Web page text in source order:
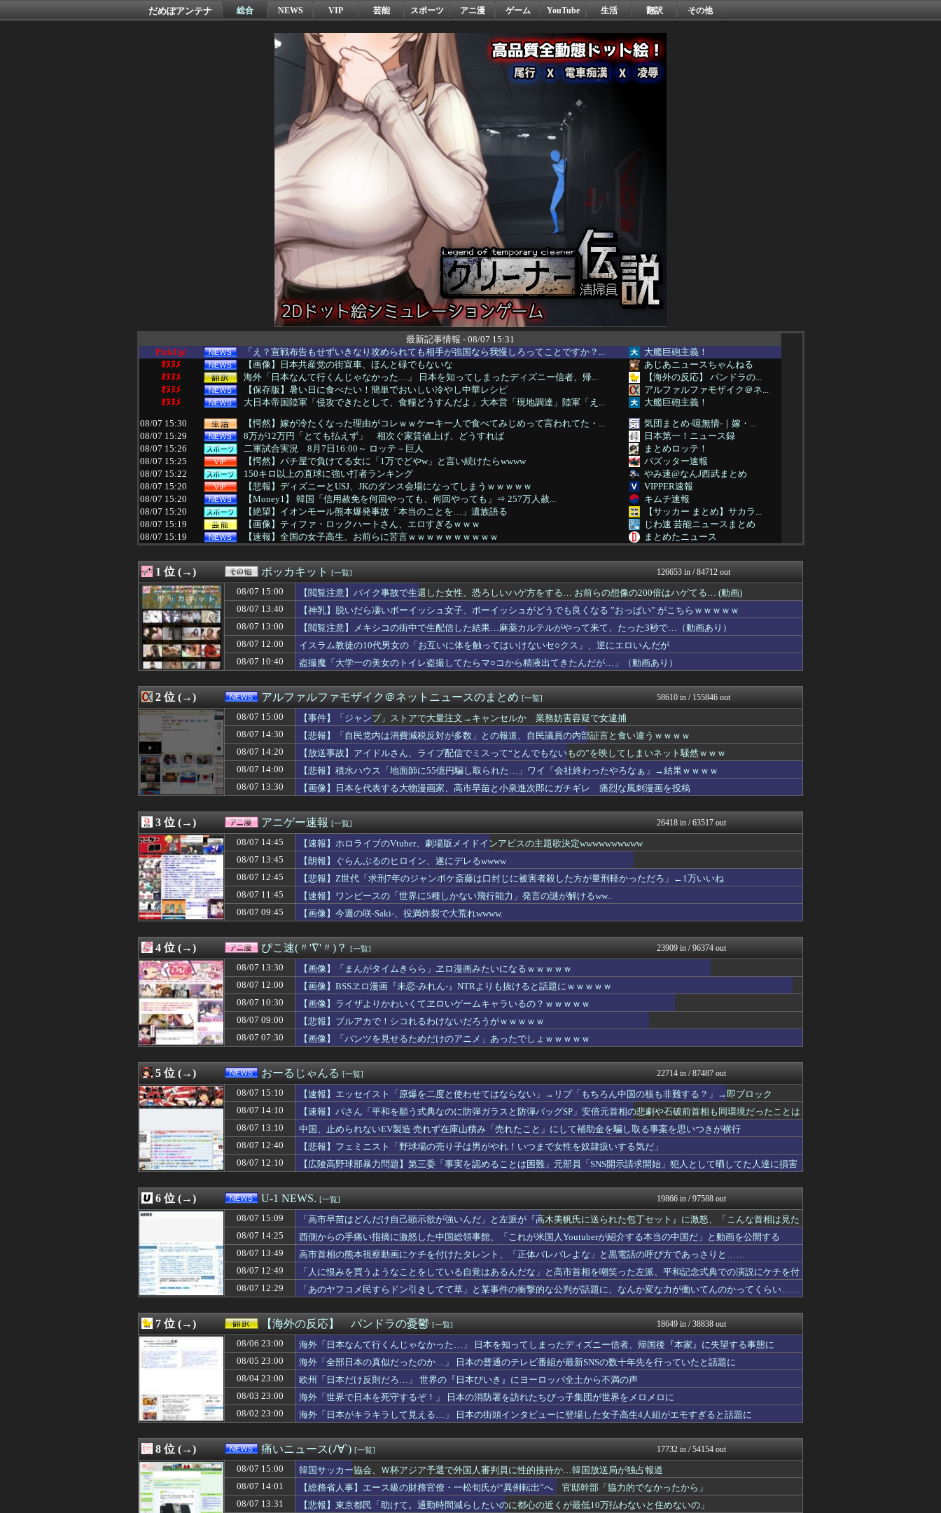
だめぽアンテナ 総合 NEWS VIP 芸能 スポーツ アニ漫 ゲーム YouTube 生活 翻訳 その他
最新記事情報 - 08/07 15:31
PickUp!
「え？宣戦布告もせずいきなり攻められても相手が強国なら我慢しろってことですか？...
大艦巨砲主義！
ｵﾇﾇﾒ
【画像】日本共産党の街宣車、ほんと碌でもないな
あじあニュースちゃんねる
ｵﾇﾇﾒ
海外「日本なんて行くんじゃなかった…」 日本を知ってしまったディズニー信者、帰...
【海外の反応】 パンドラの...
ｵﾇﾇﾒ
【保存版】暑い日に食べたい！簡単でおいしい冷やし中華レシピ
アルファルファモザイク＠ネ...
ｵﾇﾇﾒ
大日本帝国陸軍「侵攻できたとして、食糧どうすんだよ」大本営「現地調達」陸軍「え...
大艦巨砲主義！
08/07 15:30
【愕然】嫁が冷たくなった理由がコレｗｗケーキ一人で食べてみじめって言われてた・...
気団まとめ-噫無情-｜嫁・...
08/07 15:29
8万が12万円「とても払えず」 相次ぐ家賃値上げ、どうすれば
日本第一！ニュース録
08/07 15:26
二軍試合実況 8月7日16:00～ ロッテ－巨人
まとめロッテ！
08/07 15:25
【愕然】パチ屋で負けてる女に「1万でどやw」と言い続けたらwwww
バズッター速報
08/07 15:22
150キロ以上の直球に強い打者ランキング
やみ速@なんJ西武まとめ
08/07 15:20
【悲報】ディズニーとUSJ、JKのダンス会場になってしまうｗｗｗｗｗ
VIPPER速報
08/07 15:20
【Money1】 韓国「信用赦免を何回やっても、何回やっても」⇒ 257万人赦...
キムチ速報
08/07 15:20
【絶望】イオンモール熊本爆発事故「本当のことを…」遺族語る
【サッカー まとめ】サカラ...
08/07 15:19
【画像】ティファ・ロックハートさん、エロすぎるｗｗｗ
じわ速 芸能ニュースまとめ
08/07 15:19
【速報】全国の女子高生、お前らに苦言ｗｗｗｗｗｗｗｗｗｗ
まとめたニュース
08/07 15:16
Z世代の学力低すぎ
なんJ PRIDE
08/07 15:15
わさびの塊をそのまま一口、鉄板焼きの店で頭を抱えた男「もう時間の匂いまで嗅ぎ分...
QQQ(海外の反応)
08/07 15:15
デリヘルでオキニに毎回チップ10000渡してる→こうなるwww
まとめCUP
08/07 15:13
【朗報】🍱 AKB小栗有以ﾁｬﾝと伊藤百花ﾁｬﾝの 手作りお弁当が食べれるイベ...
AKB48タイムズ（AKB...
08/07 15:13
カープファン最下位転落で2軍由宇球場の移転先を考え始める。
広島東洋カープまとめブログ...
08/07 15:12
【朗報】明日8月8日は銀だこの日！先着88名に8個入りを88円で提供
ゴールデンタイムズ
08/07 15:12
【衝撃】みんなで大家さん、ガチで『深刻な状態』になってしまう・・・・
NEWSまとめもりー｜2c...
08/07 15:12
旦那は性行為しても子供ができる可能性は5%ほどの体。その旦那が外で子供を作った...
浮気ちゃんねる
08/07 15:12
国「みんな、マイナ保険証に慣れてきたー？」
キニ速
08/07 15:10
【悲報】デブでもモテると知った日ｗ 嫁のiPhoneが証拠だらけだったんだがｗ...
気団まとめ-噫無情-｜嫁・...
08/07 15:10
【韓国サッカー協会】外国人審判約10人に性的接待か 計1496回、約2億ウォン...
保守速報
08/07 15:10
【困惑】同居じゃなくなった途端に甘える娘wwww大学生の息子には直接仕送りして...
08/07 15:10
【速報】エッセイスト「原爆を二度と使わせてはならない」→リプ「もちろん中国の核...
おーるじゃんる
08/07 15:09
都会育ちで物腰の柔らかかった男が九州男児っぽくなっていく姿には衝撃
おうち速報
08/07 15:09
【寂しい】本物の孤独を知る剣持刀也の「絶対服従」という名のエンターテインメント
トレンドの通り道
08/07 15:09
【動画】まるでアニメみたいな乳袋の女子高生ｗｗｗwｗｗｗｗｗｗｗｗ❤
なんJミュージアム
08/07 15:09
「高市早苗はどんだけ自己顕示欲が強いんだ」と左派が『高木美帆氏に送られた包丁セ...
U-1 NEWS.
08/07 15:08
アメリカには「膨大な量の兵器がある」トランプ大統領が主張…在庫枯渇の報道受け！
軍事・ミリタリー速報☆彡
08/07 15:06
旅行先で拾った見知らぬ財布を交番に届けた。その中の免許証を見た警察官から「これ...
修羅場ライフ速報
08/07 15:05
【悲報】ディズニーのおいなり巻（600円）、卑猥すぎて賛否両論ｗｗｗｗｗｗ(画...
不思議.net - 5ch...
08/07 15:05
【画像】小倉優香さん、水着グラビアにしれっと復帰してしまうｗｗｗｗｗｗｗ
08/07 15:05
【悲報】ウミガメの赤ちゃんを放流した人、最悪の行動だと叩かれるｗｗｗｗ
わんこーる速報！
08/07 15:05
釣りに行く息子がご飯全部おにぎりにしてくれた。わずかにビオレ薬用ハンドソープの...
08/07 15:05
【機動戦士ガンダム】アムロ「俺は前から、シャアのパートナーには包容力のある女性...
最強ジャンプ放送局
08/07 15:04
【閲覧注意動画】平和式典 広島ゲートパークにて中核派がバリキッショい“ムカデ行...
正義の見方
08/07 15:04
両津の2代目声優が木村昴(葛飾区に住んでたこともある)になると思う人
おたくみくす 声優まとめ
08/07 15:03
同人「10円」セール「第3弾」
08/07 15:03
【遊戯王】「フュージョンカップ」のミッションは融合しないといけないんですか？
遊戯王マスターデュエルまと...
08/07 15:02
【ウマ娘】同じ女性トレーナーでも運命の対比が美しい…【スタブロ第63話】
うまぴょいチャンネル -ウ...
08/07 15:01
【悲報】サッポロ一番しょうゆ味、圧倒的に人気なしｗｗｗｗｗｗｗｗｗｗ
08/07 15:01
【ウマ娘】便利に慣れ過ぎると後が怖い…TP半額キャンペーンが待ち遠しいわね
ウマ娘まとめ速報うまろぐ
08/07 15:00
【艦これ】イベントで弱っている提督にご奉仕鹿島描いたでち
08/07 15:00
女性なのに一番手Vじゃなくてお隣に入る人って謎じゃない？
08/07 15:00
韓国サッカー協会、Ｗ杯アジア予選で外国人審判員に性的接待か…韓国放送局が独占報...
08/07 15:00
母が兄一家にお米を送ってる。それを兄嫁がご近所さんに売ってた。私「お母さんいる...
すまいる(^-^)ぶろぐ
08/07 15:00
変身シーンだけならどの戦隊が一番かは意見が分かれるだろうけど
08/07 15:00
娘夫婦は隔年で顔出しに来たりもするが、爺ちゃんの俺には来ようが来まいがどっちで...
ほんわかMkⅡ
08/07 15:00
【FGO】再臨状態でバフ受けれる受けれないが困る
FGOまとめ速報
08/07 15:00
友達「二郎系食おうぜ」俺「おうｗ」→豚山
ラーメン速報｜2chまとめ...
08/07 15:00
花丸「善子ちゃんが寝てる……」
SS 森きのこ！
【ラブライブ！】KPF2026 Liella!声優が3人も
コンテンツ・声優 | ラブ...
08/07 15:00
姫川友紀「引っ越したい」
えすえすログ
08/07 15:00
【速報】江別大学生暴行死 “主犯格”の特定少年・川口侑斗被告に「無期懲役」の判...
みそパンNEWS
08/07 15:00
乃木坂のこの企画、大変なことになってるって...
乃木通 乃木坂46櫻坂46...
08/07 15:00
日経平均2013「1万円です」日経平均2026「6万円です」←これは年収爆上が...
投資ちゃんねる
08/07 15:00
左後輪がバースト…新東名でキャンピングカーが中央分離帯に衝突し横転
08/07 15:00
海外「採用担当から『履歴書ってどう書けばいいですか』と相談された」その時点で船...
Ask Reddit まと...
08/07 15:00
【衝撃】韓国人「このアニメ、殺し合ってたのに急にキス」
ニチカン！
【閲覧注意】バイク事故で生還した女性、恐ろしいハゲ方をする… お前らの想像の2...
ポッカキット
08/07 15:00
任天堂 熊本地震を受け被災者の製品修理は無償対応（災害救助法適用地域） 義援金...
カンダタ速報
08/07 14:57
俺「ゲーム機どこ？」親「ちょっと借りたよ」→どうぶつの森を開いた瞬間、村が大変...
素敵な鬼女様
08/07 14:56
インナーウェア市場、2033年までに4,000億米ドル超へ成長予測 ̵...
ファ板速報
08/07 14:56
TOMORROWLANDの新レーベル「maitai」新作コレクションに、「UN...
ファ板速報
08/07 14:56
偉人の発見をおしゃれに身につけよう！ ニュートンとガリレオの有名な発見をモチー...
ファ板速報
08/07 14:56
『デサント』「水沢ダウン」26年秋冬コレクションが8月21日より先行予約・販売...
ファ板速報
08/07 14:55
【FF14】グルポ加工サイト「ぐるぽん」がめちゃくちゃ使いやすいと話題に。流行...
08/07 14:55
【ハマスタバトル】濱口解説員「現役の時もよく…しれっと見てました」挑戦者３連勝
ベイスターズNEWS
08/07 14:55
韓国陸軍 砲撃訓練中のK1E1戦車で火災…軍「人的被害なし」 ［8/7］
国難にあってもの申す！！
08/07 14:51
【海外の反応】大谷所属のドジャース、27年シーズンチケット更新料大幅値上げ【M...
ボールパーク速報 海外の反...
「彼氏居ないんでしょ？〇〇君と付き合ったら？」とか言ってくるウザい人なんなの？...
08/07 14:50
【祝】菅田将暉と小松菜奈に第1子誕生！でも避妊しなかったのかよｗｗｗｗ
気団まとめ-噫無情-｜嫁・...
08/07 14:46
【画像】お前らこのタイプの流しそうめん食える？？
なんJ PRIDE
08/07 14:45
【速報】ホロライブのVtuber、劇場版メイドインアビスの主題歌決定wwwww...
アニゲー速報
08/07 14:44
韓国人「大韓航空の熊本地震飲料水支援に対する日本人の反応をご覧ください・・・」...
海外の反応 お隣速報
08/07 14:40
【朗報】野茂、新人時代から別格
08/07 14:40
トランプ氏、「出産旅行」禁じる大統領令 米国籍取得を目的とした中国人らの渡米を...
にゅーすアルー！
08/07 14:40
【速報】SnowManファンのおばさんたちの集まり「Snow Woman」、ラ...
ラビット速報
08/07 14:39
嫁「最近さ、家事に気持ちがこもってないよね」俺「ちゃんとやってるだろ」→分担し...
鬼女はみた -修羅場・恋愛...
08/07 14:39
奈須きのこ「個人的にもぽち先生の『姉なるもの』には大変お世話になっていますので...
ゴールデンタイムズ
1 位 (→) ポッカキット [一覧] 126653 in / 84712 out
08/07 15:00
【閲覧注意】バイク事故で生還した女性、恐ろしいハゲ方をする… お前らの想像の200倍はハゲてる… (動画)
08/07 13:40
【神乳】脱いだら凄いボーイッシュ女子、ボーイッシュがどうでも良くなる ”おっぱい” がこちらｗｗｗｗｗ
08/07 13:00
【閲覧注意】メキシコの街中で生配信した結果…麻薬カルテルがやって来て、たった3秒で…（動画あり）
08/07 12:00
イスラム教徒の10代男女の「お互いに体を触ってはいけないセ○クス」、逆にエロいんだが
08/07 10:40
盗撮魔「大学一の美女のトイレ盗撮してたらマ○コから精液出てきたんだが…」（動画あり）
2 位 (→) アルファルファモザイク＠ネットニュースのまとめ [一覧] 58610 in / 155846 out
08/07 15:00
【事件】「ジャンプ」ストアで大量注文→キャンセルか 業務妨害容疑で女逮捕
08/07 14:30
【悲報】「自民党内は消費減税反対が多数」との報道、自民議員の内部証言と食い違うｗｗｗｗ
08/07 14:20
【放送事故】アイドルさん、ライブ配信でミスって“とんでもないもの”を映してしまいネット騒然ｗｗｗ
【Pickup07092038】
08/07 14:00
【悲報】積水ハウス「地面師に55億円騙し取られた…」ワイ「会社終わったやろなぁ」→結果ｗｗｗｗ
08/07 13:30
【画像】日本を代表する大物漫画家、高市早苗と小泉進次郎にガチギレ 痛烈な風刺漫画を投稿
3 位 (→) アニゲー速報 [一覧] 26418 in / 63517 out
08/07 14:45
【速報】ホロライブのVtuber、劇場版メイドインアビスの主題歌決定wwwwwwwwww
08/07 13:45
【朗報】ぐらんぶるのヒロイン、遂にデレるwwww
08/07 12:45
【悲報】Z世代「求刑7年のジャンポケ斎藤は口封じに被害者殺した方が量刑軽かっただろ」←1万いいね
08/07 11:45
【速報】ワンピースの「世界に5種しかない飛行能力」発言の謎が解けるww..
08/07 09:45
【画像】今週の咲-Saki-、役満炸裂で大荒れwwww.
4 位 (→) ぴこ速(〃'∇'〃)？ [一覧] 23909 in / 96374 out
08/07 13:30
【画像】「まんがタイムきらら」ヱロ漫画みたいになるｗｗｗｗｗ
08/07 12:00
【画像】BSSヱロ漫画『未恋-みれん-』NTRよりも抜けると話題にｗｗｗｗｗ
08/07 10:30
【画像】ライザよりかわいくてヱロいゲームキャラいるの？ｗｗｗｗｗ
08/07 09:00
【悲報】ブルアカで！シコれるわけないだろうがｗｗｗｗｗ
08/07 07:30
【画像】「パンツを見せるためだけのアニメ」あったでしょｗｗｗｗｗ
5 位 (→) おーるじゃんる [一覧] 22714 in / 87487 out
08/07 15:10
【速報】エッセイスト「原爆を二度と使わせてはならない」→リプ「もちろん中国の核も非難する？」→即ブロック
08/07 14:10
【速報】パさん「平和を願う式典なのに防弾ガラスと防弾バッグSP」安倍元首相の悲劇や石破前首相も同環境だったことは
忘れる
08/07 13:10
中国、止められないEV製造 売れず在庫山積み「売れたこと」にして補助金を騙し取る事案を思いつきが横行
08/07 12:40
【悲報】フェミニスト「野球場の売り子は男がやれ！いつまで女性を奴隷扱いする気だ」
08/07 12:10
【広陵高野球部暴力問題】第三委「事実を認めることは困難」元部員「SNS開示請求開始」犯人として晒してた人達に損害
6 位 (→) U-1 NEWS. [一覧] 19866 in / 97588 out
08/07 15:09
「高市早苗はどんだけ自己顕示欲が強いんだ」と左派が『高木美帆氏に送られた包丁セット』に激怒、「こんな首相は見た
ことがない」と言い張るも……
08/07 14:25
西側からの手痛い指摘に激怒した中国総領事館、「これが米国人Youtuberが紹介する本当の中国だ」と動画を公開する
も……
08/07 13:49
高市首相の熊本視察動画にケチを付けたタレント、「正体バレバレよな」と黒電話の呼び方であっさりと……
08/07 12:49
「人に恨みを買うようなことをしている自覚はあるんだな」と高市首相を嘲笑った左派、平和記念式典での演説にケチを付
けるも……
08/07 12:29 「あのヤフコメ民すらドン引きしてて草」と某事件の衝撃的な公判が話題に、なんか変な力が働いてんのかってくらい……
7 位 (→) 【海外の反応】 パンドラの憂鬱 [一覧] 18649 in / 38838 out
08/06 23:00
海外「日本なんて行くんじゃなかった…」 日本を知ってしまったディズニー信者、帰国後『本家』に失望する事態に
08/05 23:00
海外「全部日本の真似だったのか…」 日本の普通のテレビ番組が最新SNSの数十年先を行っていたと話題に
08/04 23:00
欧州「日本だけ反則だろ…」 世界の『日本びいき』にヨーロッパ全土から不満の声
08/03 23:00
海外「世界で日本を死守するぞ！」 日本の消防署を訪れたちびっ子集団が世界をメロメロに
08/02 23:00
海外「日本がキラキラして見える…」 日本の街頭インタビューに登場した女子高生4人組がエモすぎると話題に
8 位 (→) 痛いニュース(ﾉ∀`) [一覧] 17732 in / 54154 out
08/07 15:00
韓国サッカー協会、Ｗ杯アジア予選で外国人審判員に性的接待か…韓国放送局が独占報道
08/07 14:01
【総務省人事】エース級の財務官僚・一松旬氏が“異例転出”へ 官邸幹部「協力的でなかったから」
08/07 13:31
【悲報】東京都民「助けて。通勤時間減らしたいのに都心の近くが最低10万払わないと住めないの」